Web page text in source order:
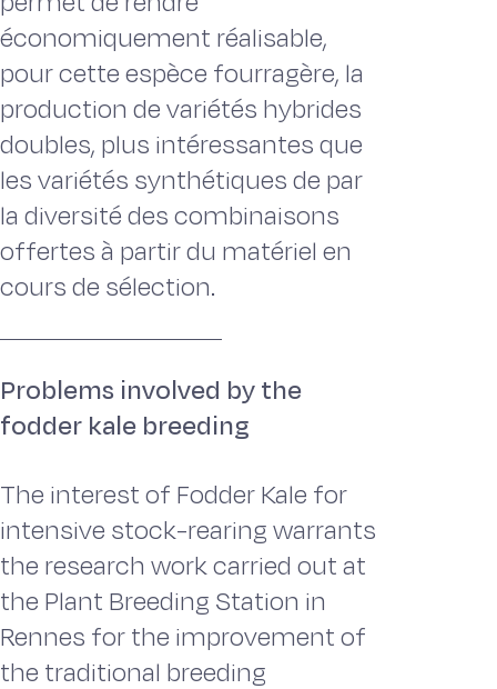
économiquement réalisable,
pour cette espèce fourragère, la
production de variétés hybrides
doubles, plus intéressantes que
les variétés synthétiques de par
la diversité des combinaisons
offertes à partir du matériel en
cours de sélection.
Problems involved by the
fodder kale breeding
The interest of Fodder Kale for
intensive stock-rearing warrants
the research work carried out at
the Plant Breeding Station in
Rennes for the improvement of
the traditional breeding